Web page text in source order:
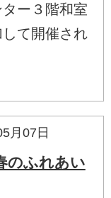
ー３階和室
て開催され
月07日
のふれあい